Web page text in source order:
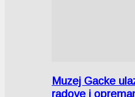
Muzej Gacke
radove i